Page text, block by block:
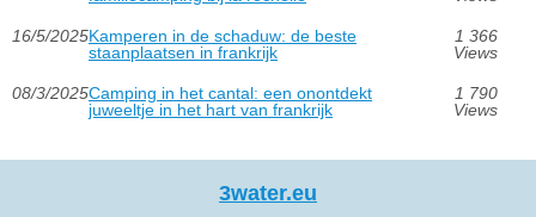
16/5/2025Kamperen in de schaduw: de beste
staanplaatsen in frankrijk
1 366
Views
08/3/2025Camping in het cantal: een onontdekt
juweeltje in het hart van frankrijk
1 790
Views
3water.eu